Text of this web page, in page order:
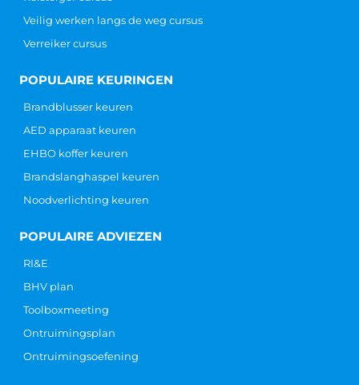
Veilig werken langs de weg cursus
Verreiker cursus
POPULAIRE KEURINGEN
Brandblusser keuren
AED apparaat keuren
EHBO koffer keuren
Brandslanghaspel keuren
Noodverlichting keuren
POPULAIRE ADVIEZEN
RI&E
BHV plan
Toolboxmeeting
Ontruimingsplan
Ontruimingsoefening